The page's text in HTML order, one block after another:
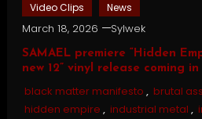
Video Clips News
March 18, 2026 Sylwek
SAMAEL premiere “Hidden
new 12” vinyl release coming
black matter manifesto , brutal
hidden empire , industrial metal ,